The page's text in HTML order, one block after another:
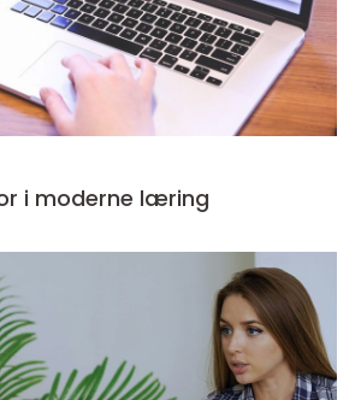
i moderne læring